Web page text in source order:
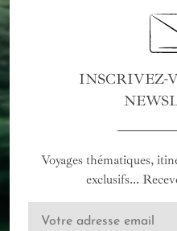
INSCRIVEZ-
Voyages thématiques,
exclusifs...